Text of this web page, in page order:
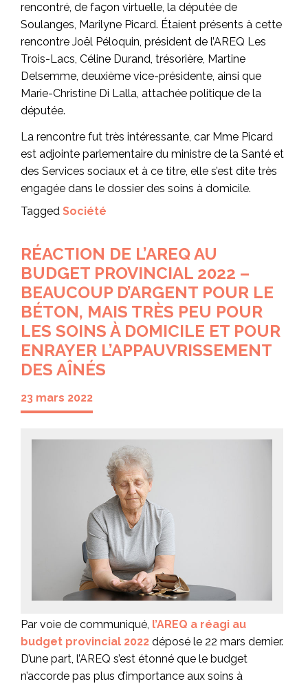
rencontré, de façon virtuelle, la députée de
Soulanges, Marilyne Picard. Étaient présents à cette
rencontre Joël Péloquin, président de l’AREQ Les
Trois-Lacs, Céline Durand, trésorière, Martine
Delsemme, deuxième vice-présidente, ainsi que
Marie-Christine Di Lalla, attachée politique de la
députée.
La rencontre fut très intéressante, car Mme Picard
est adjointe parlementaire du ministre de la Santé et
des Services sociaux et à ce titre, elle s’est dite très
engagée dans le dossier des soins à domicile.
Tagged Société
RÉACTION DE L’AREQ AU
BUDGET PROVINCIAL 2022 –
BEAUCOUP D’ARGENT POUR LE
BÉTON, MAIS TRÈS PEU POUR
LES SOINS À DOMICILE ET POUR
ENRAYER L’APPAUVRISSEMENT
DES AÎNÉS
23 mars 2022
Par voie de communiqué, l’AREQ a réagi au
budget provincial 2022 déposé le 22 mars dernier.
D’une part, l’AREQ s’est étonné que le budget
n’accorde pas plus d’importance aux soins à